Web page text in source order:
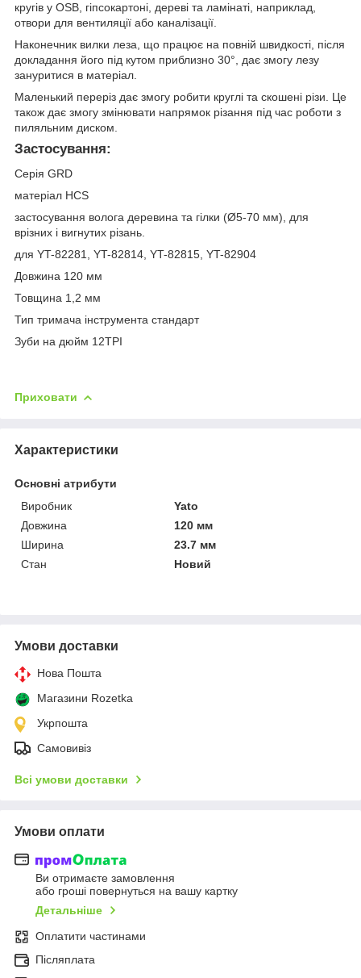
кругів у OSB, гіпсокартоні, дереві та ламінаті, наприклад,
отвори для вентиляції або каналізації.
Наконечник вилки леза, що працює на повній швидкості, після
докладання його під кутом приблизно 30°, дає змогу лезу
зануритися в матеріал.
Маленький переріз дає змогу робити круглі та скошені різи. Це
також дає змогу змінювати напрямок різання під час роботи з
пиляльним диском.
Застосування:
Серія GRD
матеріал HCS
застосування волога деревина та гілки (Ø5-70 мм), для
врізних і вигнутих різань.
для YT-82281, YT-82814, YT-82815, YT-82904
Довжина 120 мм
Товщина 1,2 мм
Тип тримача інструмента стандарт
Зуби на дюйм 12TPI
Приховати
Характеристики
Основні атрибути
Виробник
Yato
Довжина
120 мм
Ширина
23.7 мм
Стан
Новий
Умови доставки
Нова Пошта
Магазини Rozetka
Укрпошта
Самовивіз
Всі умови доставки
Умови оплати
Ви отримаєте замовлення
або гроші повернуться на вашу картку
Детальніше
Оплатити частинами
Післяплата